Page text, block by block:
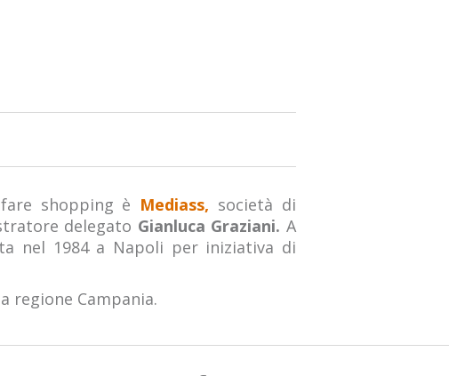
shopping è Mediass, società di
delegato Gianluca Graziani. A
nel 1984 a Napoli per iniziativa di
regione Campania.